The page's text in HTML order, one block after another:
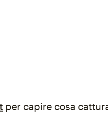
per capire cosa